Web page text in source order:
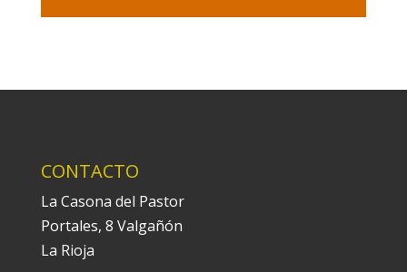
CONTACTO
La Casona del Pastor
Portales, 8 Valgañón
La Rioja